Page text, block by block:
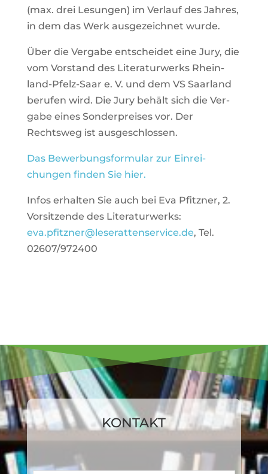
(max. drei Lesungen) im Ver­lauf des Jahres,
in dem das Werk aus­ge­zeichnet wurde.
Über die Ver­gabe ent­scheidet eine Jury, die
vom Vor­stand des Lite­ra­tur­werks Rhein­
land-Pfelz-Saar e. V. und dem VS Saar­land
berufen wird. Die Jury behält sich die Ver­
gabe eines Son­der­preises vor. Der
Rechtsweg ist ausgeschlossen.
Das Bewer­bungs­for­mular zur Ein­rei­
chungen finden Sie hier.
Infos erhalten Sie auch bei Eva Pfitzner, 2.
Vor­sit­zende des Lite­ra­tur­werks:
eva.pfitzner@leserattenservice.de, Tel.
02607/972400
KONTAKT